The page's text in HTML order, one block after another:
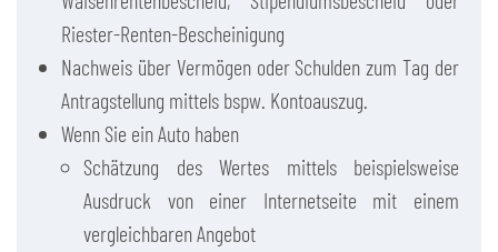
Riester-Renten-Bescheinigung
Nachweis über Vermögen oder Schulden zum Tag der
Antragstellung mittels bspw. Kontoauszug.
Wenn Sie ein Auto haben
Schätzung des Wertes mittels beispielsweise
Ausdruck von einer Internetseite mit einem
vergleichbaren Angebot